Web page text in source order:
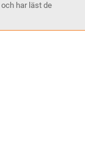
och har läst de